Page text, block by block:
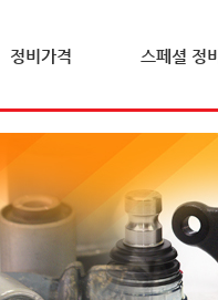
정비가격 스페셜 정비